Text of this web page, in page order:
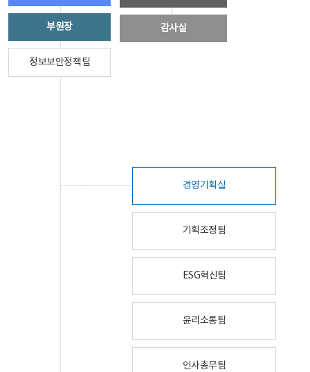
부원장
정보보안정책팀
감사실
경영기획실
기획조정팀
ESG혁신팀
윤리소통팀
인사총무팀